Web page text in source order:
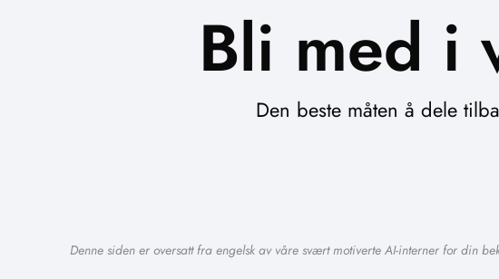
Bli med i
Den beste måten å dele
Denne siden er oversatt fra engelsk av våre svært motiverte AI-interner for din